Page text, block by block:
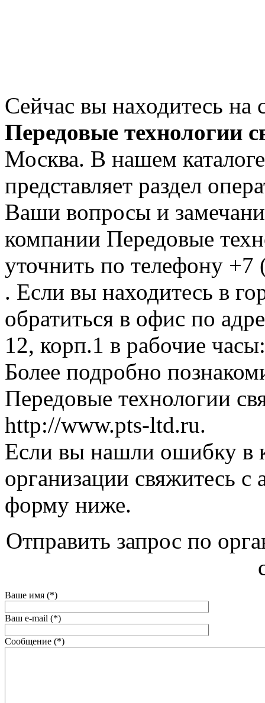
Сейчас вы находитесь на
Передовые технологии
Москва. В нашем
представляет раздел
Ваши вопросы и
компании Передовые
уточнить по телефону
. Если вы находитесь в
обратиться в офис по
12, корп.1 в рабочие
Более подробно
Передовые технологии
http://www.pts-ltd.ru.
Если вы нашли ошибку в
организации свяжитесь
форму ниже.
Отправить запрос по
Ваше имя (*)
Ваш e-mail (*)
Сообщение (*)